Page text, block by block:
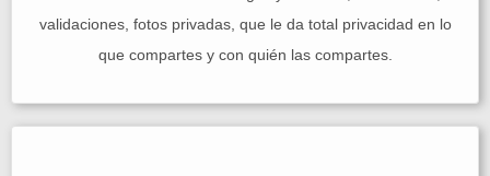
validaciones, fotos privadas, que le da total privacidad en lo
que compartes y con quién las compartes.